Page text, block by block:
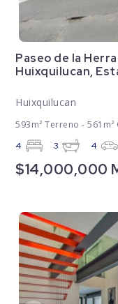
Paseo de la
Huixquilucan,
Huixquilucan
593m² Terreno -
4 3 4
$14,000,000